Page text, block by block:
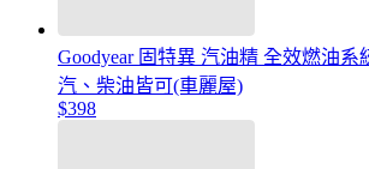
Goodyear 固特異 汽油精 全效燃油系
汽、柴油皆可(車麗屋)
$398